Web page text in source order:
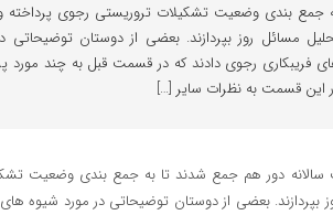
جمع بندی وضعیت تشکیلات تروریستی رجوی پرداخته
مسائل روز بپردازند. بعضی از دوستان توضیحاتی
فریبکاری رجوی دادند که در قسمت قبل به چند مورد
این قسمت به نظرات سایر […]
سالانه دور هم جمع شدند تا به جمع بندی وضعیت
بعضی از دوستان توضیحاتی در مورد شیوه